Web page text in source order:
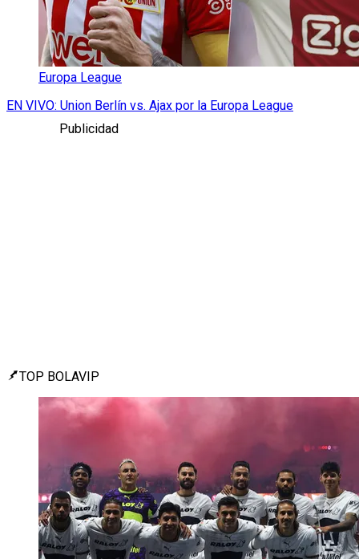
Europa League
EN VIVO: Union Berlín vs. Ajax por la Europa League
Publicidad
TOP BOLAVIP